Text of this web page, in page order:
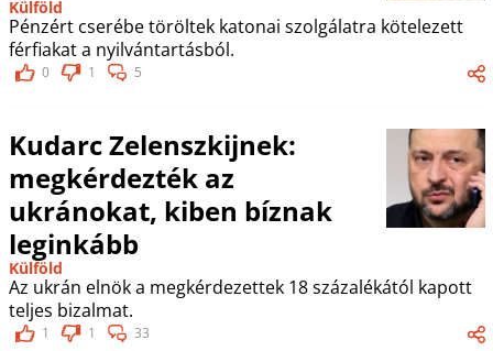
Külföld
Pénzért cserébe töröltek katonai szolgálatra kötelezett
férfiakat a nyilvántartásból.
0 1 5
Kudarc Zelenszkijnek:
megkérdezték az
ukránokat, kiben bíznak
leginkább
Külföld
Az ukrán elnök a megkérdezettek 18 százalékától kapott
teljes bizalmat.
1 1 33